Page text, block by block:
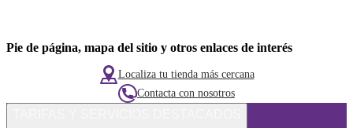
Pie de página, mapa del sitio y otros enlaces de interés
Localiza tu tienda más cercana
Contacta con nosotros